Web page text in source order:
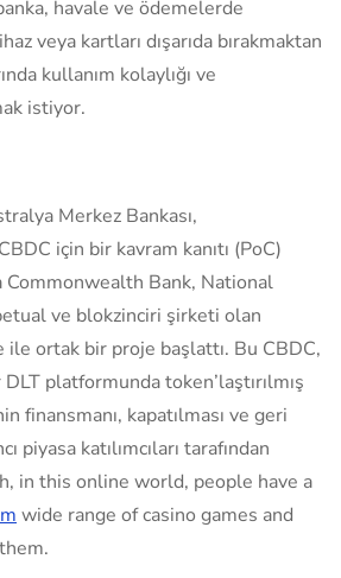
havale ve ödemelerde
veya kartları dışarıda bırakmaktan
kullanım kolaylığı ve
istiyor.
Merkez Bankası,
için bir kavram kanıtı (PoC)
Commonwealth Bank, National
ve blokzinciri şirketi olan
ile ortak bir proje başlattı. Bu CBDC,
platformunda token’laştırılmış
finansmanı, kapatılması ve geri
piyasa katılımcıları tarafından
in this online world, people have a
wide range of casino games and